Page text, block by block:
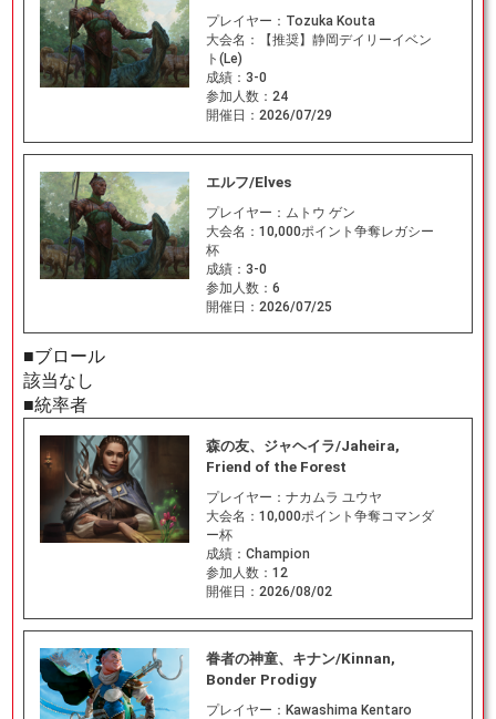
プレイヤー： Tozuka Kouta
大会名：
【推奨】静岡デイリーイベン
ト(Le)
成績： 3-0
参加人数： 24
開催日： 2026/07/29
エルフ/Elves
プレイヤー： ムトウ ゲン
大会名： 10,000ポイント争奪レガシー
杯
成績： 3-0
参加人数： 6
開催日： 2026/07/25
■ブロール
該当なし
■統率者
森の友、ジャヘイラ/Jaheira,
Friend of the Forest
プレイヤー： ナカムラ ユウヤ
大会名： 10,000ポイント争奪コマンダ
ー杯
成績： Champion
参加人数： 12
開催日： 2026/08/02
眷者の神童、キナン/Kinnan,
Bonder Prodigy
プレイヤー： Kawashima Kentaro